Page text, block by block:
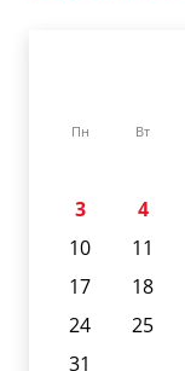
Пн Вт
3
4
10
11
17
18
24
25
31